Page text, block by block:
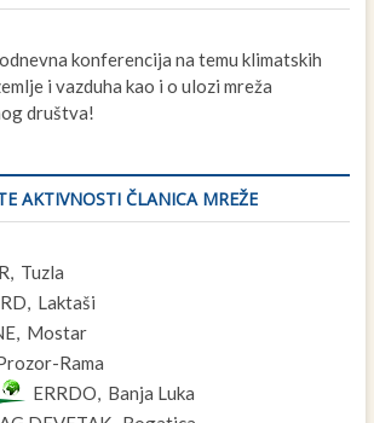
konferencija na temu klimatskih
i vazduha kao i o ulozi mreža
društva!
AKTIVNOSTI ČLANICA MREŽE
Tuzla
Laktaši
Mostar
Rama
ERRDO, Banja Luka